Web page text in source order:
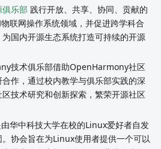
乐部 践行开放、共享、协同、贡献的
联网操作系统领域，并促进跨学科合
国内开源生态系统打造可持续的开源
技术俱乐部借助OpenHarmony社区
作，通过校内教学与俱乐部实践的深
技术研究和创新探索，繁荣开源社区
华中科技大学在校的Linux爱好者自发
协会旨在为Linux使用者提供一个可以